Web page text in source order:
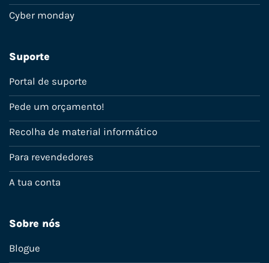
Cyber monday
Suporte
Portal de suporte
Pede um orçamento!
Recolha de material informático
Para revendedores
A tua conta
Sobre nós
Blogue